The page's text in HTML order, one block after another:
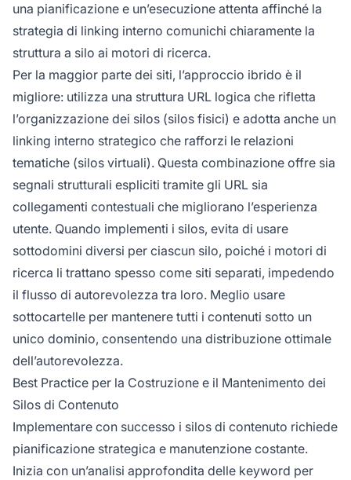
una pianificazione e un’esecuzione attenta affinché la
strategia di linking interno comunichi chiaramente la
struttura a silo ai motori di ricerca.
Per la maggior parte dei siti, l’approccio ibrido è il
migliore: utilizza una struttura URL logica che rifletta
l’organizzazione dei silos (silos fisici) e adotta anche un
linking interno strategico che rafforzi le relazioni
tematiche (silos virtuali). Questa combinazione offre sia
segnali strutturali espliciti tramite gli URL sia
collegamenti contestuali che migliorano l’esperienza
utente. Quando implementi i silos, evita di usare
sottodomini diversi per ciascun silo, poiché i motori di
ricerca li trattano spesso come siti separati, impedendo
il flusso di autorevolezza tra loro. Meglio usare
sottocartelle per mantenere tutti i contenuti sotto un
unico dominio, consentendo una distribuzione ottimale
dell’autorevolezza.
Best Practice per la Costruzione e il Mantenimento dei
Silos di Contenuto
Implementare con successo i silos di contenuto richiede
pianificazione strategica e manutenzione costante.
Inizia con un’analisi approfondita delle keyword per